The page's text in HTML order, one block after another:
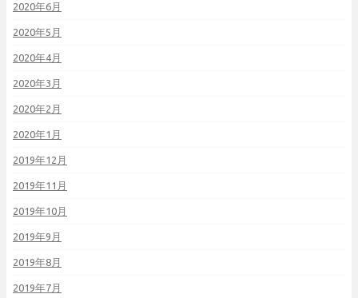
2020年6月
2020年5月
2020年4月
2020年3月
2020年2月
2020年1月
2019年12月
2019年11月
2019年10月
2019年9月
2019年8月
2019年7月